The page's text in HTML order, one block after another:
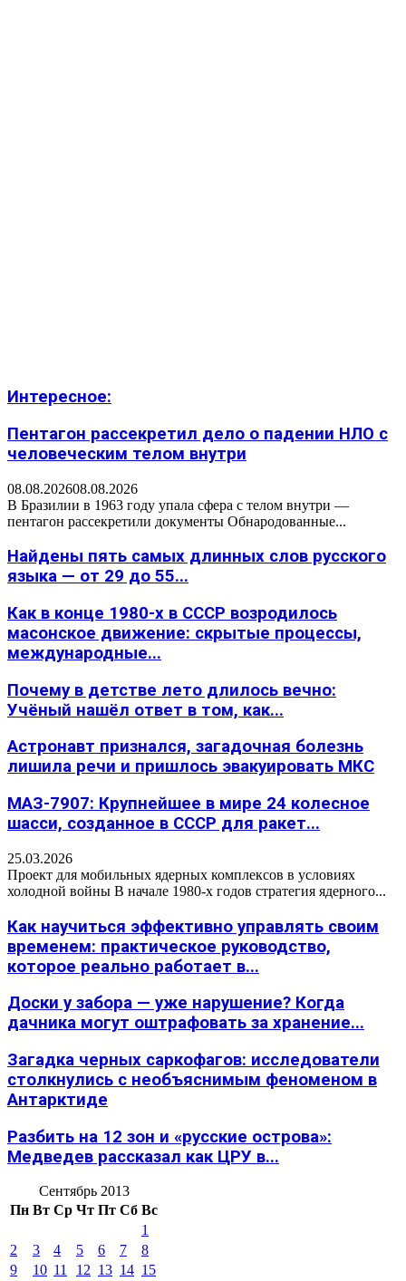
Интересное:
Пентагон рассекретил дело о падении НЛО с
человеческим телом внутри
08.08.202608.08.2026
В Бразилии в 1963 году упала сфера с телом внутри —
пентагон рассекретили документы Обнародованные...
Найдены пять самых длинных слов русского
языка — от 29 до 55...
Как в конце 1980-х в СССР возродилось
масонское движение: скрытые процессы,
международные...
Почему в детстве лето длилось вечно:
Учёный нашёл ответ в том, как...
Астронавт признался, загадочная болезнь
лишила речи и пришлось эвакуировать МКС
МАЗ-7907: Крупнейшее в мире 24 колесное
шасси, созданное в СССР для ракет...
25.03.2026
Проект для мобильных ядерных комплексов в условиях
холодной войны В начале 1980-х годов стратегия ядерного...
Как научиться эффективно управлять своим
временем: практическое руководство,
которое реально работает в...
Доски у забора — уже нарушение? Когда
дачника могут оштрафовать за хранение...
Загадка черных саркофагов: исследователи
столкнулись с необъяснимым феноменом в
Антарктиде
Разбить на 12 зон и «русские острова»:
Медведев рассказал как ЦРУ в...
Сентябрь 2013
Пн Вт Ср Чт Пт Сб Вс
1
2
3 4 5 6 7
8
9
10 11 12 13 14 15